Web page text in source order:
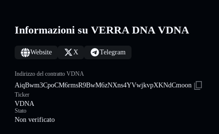
Informazioni su VERRA DNA VDNA
Website X Telegram
Indirizzo del contratto VDNA
AiqBwm3CpoCM6rmsR9BwM6zNXns4YVwjkvpXKNdCmoon
Ticker
VDNA
Stato
Non verificato